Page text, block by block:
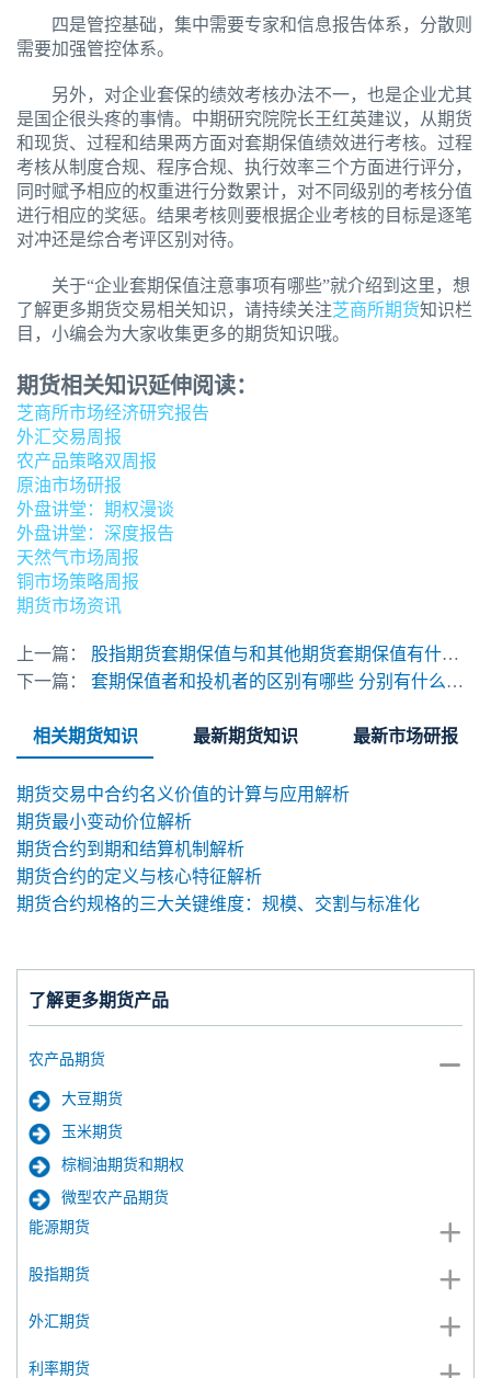
了解更多期货产品
农产品期货
大豆期货
玉米期货
棕榈油期货和期权
微型农产品期货
能源期货
股指期货
外汇期货
利率期货
四是管控基础，集中需要专家和信息报告体系，分散则
需要加强管控体系。
另外，对企业套保的绩效考核办法不一，也是企业尤其
是国企很头疼的事情。中期研究院院长王红英建议，从期货
和现货、过程和结果两方面对套期保值绩效进行考核。过程
考核从制度合规、程序合规、执行效率三个方面进行评分，
同时赋予相应的权重进行分数累计，对不同级别的考核分值
进行相应的奖惩。结果考核则要根据企业考核的目标是逐笔
对冲还是综合考评区别对待。
关于“企业套期保值注意事项有哪些”就介绍到这里，想
了解更多期货交易相关知识，请持续关注芝商所期货知识栏
目，小编会为大家收集更多的期货知识哦。
期货相关知识延伸阅读：
芝商所市场经济研究报告
外汇交易周报
农产品策略双周报
原油市场研报
外盘讲堂：期权漫谈
外盘讲堂：深度报告
天然气市场周报
铜市场策略周报
期货市场资讯
上一篇：
股指期货套期保值与和其他期货套期保值有什么不一样
下一篇：
套期保值者和投机者的区别有哪些 分别有什么风险和缺陷
相关期货知识 最新期货知识 最新市场研报
期货交易中合约名义价值的计算与应用解析
期货最小变动价位解析
期货合约到期和结算机制解析
期货合约的定义与核心特征解析
期货合约规格的三大关键维度：规模、交割与标准化